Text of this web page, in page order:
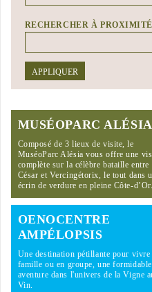
RECHERCHER À
APPLIQUER
MUSÉOPARC ALÉSIA
Composé de 3 lieux de visite, le
MuséoParc Alésia vous offre une
complète sur la célèbre bataille entre
César et Vercingétorix, le tout dans
écrin de verdure en pleine Côte-d’Or.
OENOCENTRE
AMPÉLOPSIS
Une destination pétillante pour vivre
famille ou en groupe, une formidable
aventure dans l'univers de la Vigne
Vin.